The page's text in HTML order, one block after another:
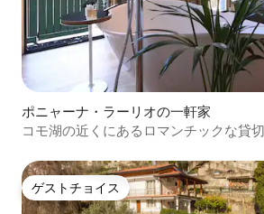
ポニャーナ・ラーリオの一軒家
コモ湖の近くにあるロマンチックな貸
ゲストチョイス
ゲストチョイス